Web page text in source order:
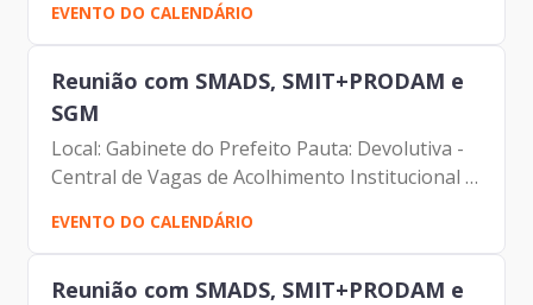
EVENTO DO CALENDÁRIO
Reunião com SMADS, SMIT+PRODAM e
SGM
Local: Gabinete do Prefeito Pauta: Devolutiva -
Central de Vagas de Acolhimento Institucional e
Familiar da SMADS Participantes: Rubens
Naman Rizek Junior Juan Quiros Johann
Nogueira Dantas...
EVENTO DO CALENDÁRIO
Reunião com SMADS, SMIT+PRODAM e